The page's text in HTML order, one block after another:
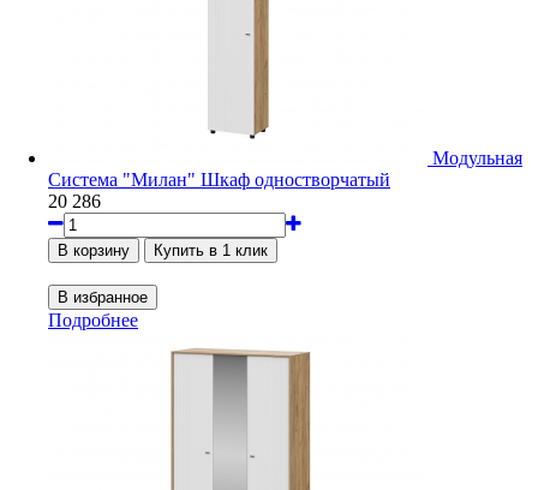
Модульная
Система "Милан" Шкаф одностворчатый
20 286
Подробнее